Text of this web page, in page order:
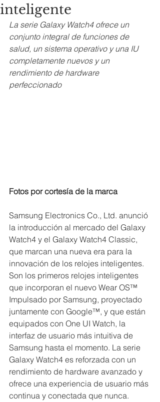
inteligente
La serie Galaxy Watch4 ofrece un
conjunto integral de funciones de
salud, un sistema operativo y una IU
completamente nuevos y un
rendimiento de hardware
perfeccionado
Fotos por cortesía de la marca
Samsung Electronics Co., Ltd. anunció
la introducción al mercado del Galaxy
Watch4 y el Galaxy Watch4 Classic,
que marcan una nueva era para la
innovación de los relojes inteligentes.
Son los primeros relojes inteligentes
que incorporan el nuevo Wear OS™
Impulsado por Samsung, proyectado
juntamente con Google™, y que están
equipados con One UI Watch, la
interfaz de usuario más intuitiva de
Samsung hasta el momento. La serie
Galaxy Watch4 es reforzada con un
rendimiento de hardware avanzado y
ofrece una experiencia de usuario más
continua y conectada que nunca.